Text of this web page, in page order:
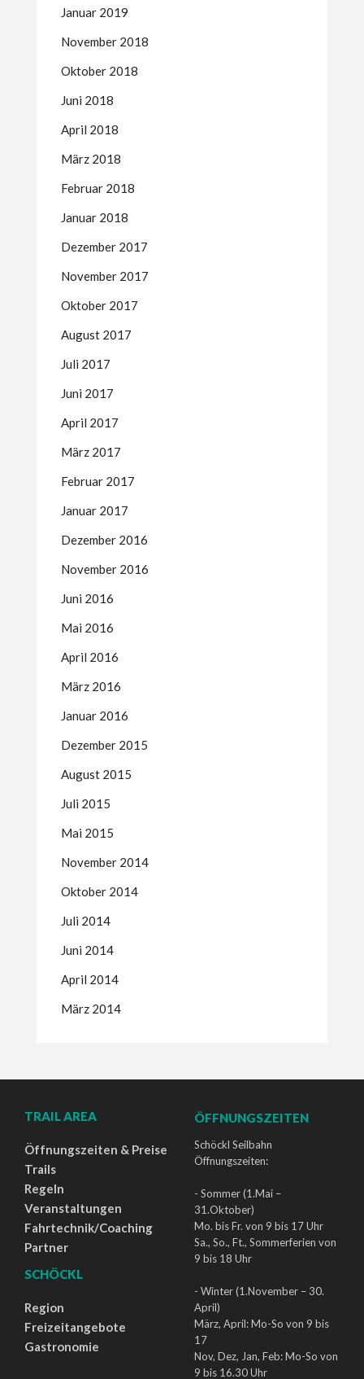
Januar 2019
November 2018
Oktober 2018
Juni 2018
April 2018
März 2018
Februar 2018
Januar 2018
Dezember 2017
November 2017
Oktober 2017
August 2017
Juli 2017
Juni 2017
April 2017
März 2017
Februar 2017
Januar 2017
Dezember 2016
November 2016
Juni 2016
Mai 2016
April 2016
März 2016
Januar 2016
Dezember 2015
August 2015
Juli 2015
Mai 2015
November 2014
Oktober 2014
Juli 2014
Juni 2014
April 2014
März 2014
TRAIL AREA
Öffnungszeiten & Preise
Trails
Regeln
Veranstaltungen
Fahrtechnik/Coaching
Partner
SCHÖCKL
Region
Freizeitangebote
Gastronomie
ÖFFNUNGSZEITEN
Schöckl Seilbahn
Öffnungszeiten:
- Sommer (1.Mai –
31.Oktober)
Mo. bis Fr. von 9 bis 17 Uhr
Sa., So., Ft., Sommerferien von
9 bis 18 Uhr
- Winter (1.November – 30.
April)
März, April: Mo-So von 9 bis
17
Nov, Dez, Jan, Feb: Mo-So von
9 bis 16.30 Uhr